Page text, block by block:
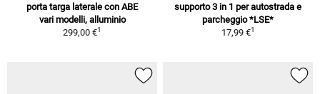
porta targa laterale con ABE
vari modelli, alluminio
299,00 €1
supporto 3 in 1 per autostrada e
parcheggio *LSE*
17,99 €1